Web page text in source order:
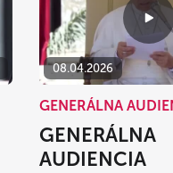
08.04.2026
GENERÁLNA
GENERÁLNA
AUDIENCIA